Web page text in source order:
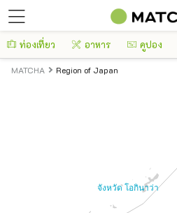
ท่องเที่ยว อาหาร คูปอง
MATCHA Region of Japan
จังหวัด โอกินาว่า